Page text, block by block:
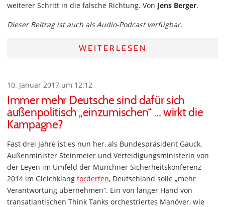
weiterer Schritt in die falsche Richtung. Von Jens Berger.
Dieser Beitrag ist auch als Audio-Podcast verfügbar.
WEITERLESEN
10. Januar 2017 um 12:12
Immer mehr Deutsche sind dafür sich
außenpolitisch „einzumischen“ … wirkt die
Kampagne?
Fast drei Jahre ist es nun her, als Bundespräsident Gauck,
Außenminister Steinmeier und Verteidigungsministerin von
der Leyen im Umfeld der Münchner Sicherheitskonferenz
2014 im Gleichklang forderten, Deutschland solle „mehr
Verantwortung übernehmen“. Ein von langer Hand von
transatlantischen Think Tanks orchestriertes Manöver, wie